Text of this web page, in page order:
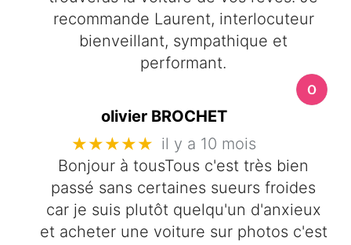
recommande Laurent, interlocuteur
bienveillant, sympathique et
performant.
olivier BROCHET
★★★★★ il y a 10 mois
Bonjour à tousTous c'est très bien
passé sans certaines sueurs froides
car je suis plutôt quelqu'un d'anxieux
et acheter une voiture sur photos c'est